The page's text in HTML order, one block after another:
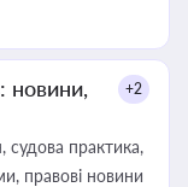
новини,
+2
судова практика,
правові новини